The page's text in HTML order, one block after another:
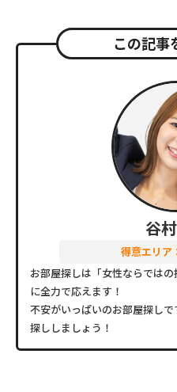
この記事
谷
得意エリア
お部屋探しは「女性ならでは
に全力で応えます！
不安がいっぱいのお部屋探し
探ししましょう！